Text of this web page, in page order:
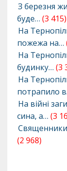
З березня
буде… (3 415)
На
пожежа на…
На
будинку… (3
На
потрапило
На війні
сина, а… (3
Священники
(2 968)